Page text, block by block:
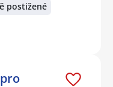
postižené